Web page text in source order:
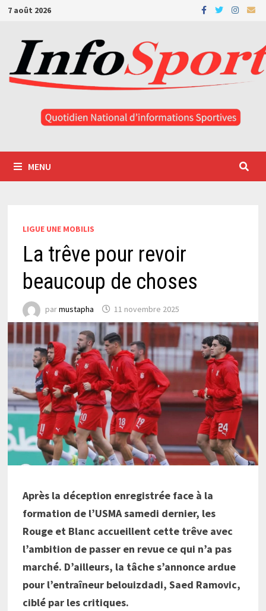
Passer
contenu
7 août 2026
MENU
LIGUE UNE MOBILIS
La trêve pour revoir
beaucoup de choses
parmustapha 11 novembre 2025
Après la déception enregistrée face à la
formation de l’USMA samedi dernier, les
Rouge et Blanc accueillent cette trêve avec
l’ambition de passer en revue ce qui n’a pas
marché. D’ailleurs, la tâche s’annonce ardue
pour l’entraîneur belouizdadi, Saed Ramovic,
ciblé par les critiques.